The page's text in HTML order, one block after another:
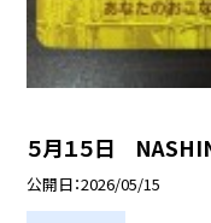
５月１５日
公開日 2026/05/15